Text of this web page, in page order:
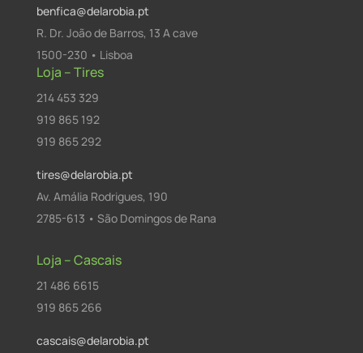
benfica@delarobia.pt
R. Dr. João de Barros, 13 A cave
1500-230 • Lisboa
Loja – Tires
214 453 329
919 865 192
919 865 292
tires@delarobia.pt
Av. Amália Rodrigues, 190
2785-613 • São Domingos de Rana
Loja – Cascais
21 486 6615
919 865 266
cascais@delarobia.pt